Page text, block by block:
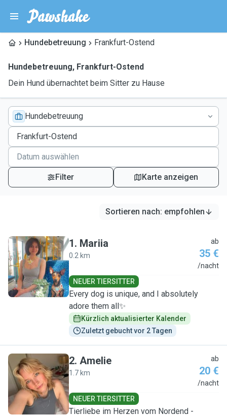
Hundebetreuung Frankfurt-Ostend
Hundebetreuung, Frankfurt-Ostend
Dein Hund übernachtet beim Sitter zu Hause
Hundebetreuung
Filter Karte anzeigen
Sortieren nach: empfohlen
M
1. Mariia
0.2 km
ab
35 €
/nacht
NEUER TIERSITTER
Every dog is unique, and I absolutely
adore them all✨
Kürzlich aktualisierter Kalender
Zuletzt gebucht vor 2 Tagen
A
2. Amelie
1.7 km
ab
20 €
/nacht
NEUER TIERSITTER
Tierliebe im Herzen vom Nordend -